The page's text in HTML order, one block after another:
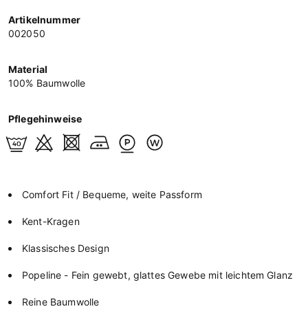
Artikelnummer
002050
Material
100% Baumwolle
Pflegehinweise
Comfort Fit / Bequeme, weite Passform
Kent-Kragen
Klassisches Design
Popeline - Fein gewebt, glattes Gewebe mit leichtem Glanz
Reine Baumwolle